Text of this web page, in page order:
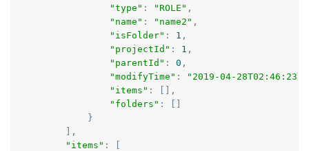
"type" : "ROLE" ,
"name" : "name2" ,
"isFolder" : 1 ,
"projectId" : 1 ,
"parentId" : 0 ,
"modifyTime" :
"2019-04-
"items" :
[],
"folders" :
}
],
"items" :